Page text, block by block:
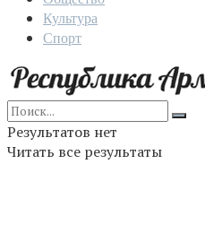
Культура
Спорт
Результатов нет
Читать все результаты